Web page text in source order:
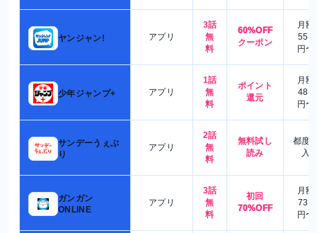
ヤンジャン! アプリ
3話
無
料
60%OFF
クーポン
月額
550
円〜
少年ジャンプ+ アプリ
1話
無
料
ポイント
還元
月額
480
円〜
サンデーうぇぶ
り
アプリ
2話
無
料
無料試し
読み
都度
入
ガンガン
ONLINE
アプリ
3話
無
料
初回
70%OFF
月額
730
円〜